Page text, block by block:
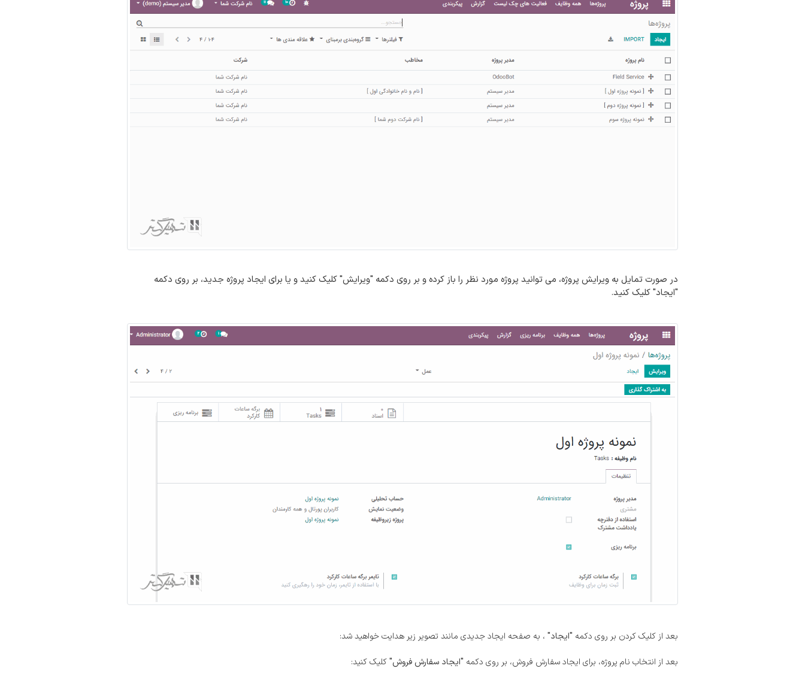
در صورت تمایل به ویرایش پروژه، می توانید پروژه مورد نظر را باز کرده و بر روی دکمه "ویرایش" کلیک کنید و یا برای ایجاد پروژه جدید، بر روی دکمه
"ایجاد" کلیک کنید.
بعد از کلیک کردن بر روی دکمه "ایجاد" ، به صفحه ایجاد جدیدی مانند تصویر زیر هدایت خواهید شد:
بعد از انتخاب نام پروژه، برای ایجاد سفارش فروش، بر روی دکمه "ایجاد سفارش فروش"کلیک کنید: